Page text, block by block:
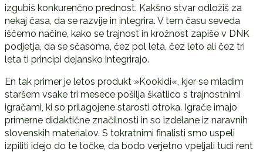
izgubiš konkurenčno prednost. Kakšno stvar odložiš za
nekaj časa, da se razvije in integrira. V tem času seveda
iščemo načine, kako se trajnost in krožnost zapiše v DNK
podjetja, da se sčasoma, čez pol leta, čez leto ali čez tri
leta ti principi dejansko integrirajo.
En tak primer je letos produkt »Kookidi«, kjer se mladim
staršem vsake tri mesece pošilja škatlico s trajnostnimi
igračami, ki so prilagojene starosti otroka. Igrače imajo
primerne didaktične značilnosti in so izdelane iz naravnih
slovenskih materialov. S tokratnimi finalisti smo uspeli
izpiliti idejo do te točke, da bodo verjetno vpeljali tudi rent